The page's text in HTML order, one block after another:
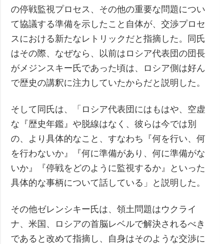
の停戦監視プロセス、その他の重要な問題につい
て協議する準備を示したこと自体が、交渉プロセ
スにおける新たなレトリックだと指摘した。同氏
はその際、なぜなら、以前はロシア代表団の団長
がメジンスキー氏であった頃は、ロシア側は好ん
で歴史の講釈に注力していたからだと説明した。
そして同氏は、「ロシア代表団にはもはや、空虚
な『歴史年鑑』や脱線はなく、彼らは今では別
の、より具体的なこと、すなわち『何を行い、何
を行わないか』『何に準備があり、何に準備がな
いか』『停戦をどのように監視するか』といった
具体的な事柄について話している」と説明した。
その他ゼレンシキー氏は、領土問題はウクライ
ナ、米国、ロシアの首脳レベルで解決されるべき
であると改めて指摘し、自身はそのような交渉に